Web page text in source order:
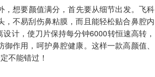
想要颜值满分，首先要从细节出发。飞科
不易刮伤鼻粘膜，而且能轻松贴合鼻腔内
计，使刀片保持每分钟6000转恒速高转，
作用，呵护鼻腔健康。这样一款高颜值、
不能错过！